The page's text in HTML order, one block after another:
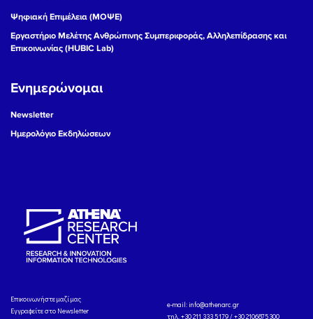
Ψηφιακή Επιμέλεια (ΜΟΨΕ)
Εργαστήριο Μελέτης Ανθρώπινης Συμπεριφοράς, Αλληλεπίδρασης και
Επικοινωνίας (HUBIC Lab)
Ενημερώνομαι
Newsletter
Ημερολόγιο Εκδηλώσεων
Eπικοινωνήστε μαζί μας
Εγγραφείτε στο Newsletter
e-mail: info@athenarc.gr
τηλ. +30 211 333 5179 / +30 2106875300